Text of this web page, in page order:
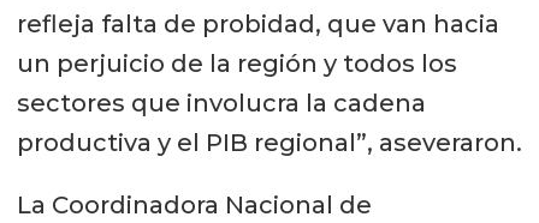
refleja falta de probidad, que van hacia
un perjuicio de la región y todos los
sectores que involucra la cadena
productiva y el PIB regional”, aseveraron.
La Coordinadora Nacional de